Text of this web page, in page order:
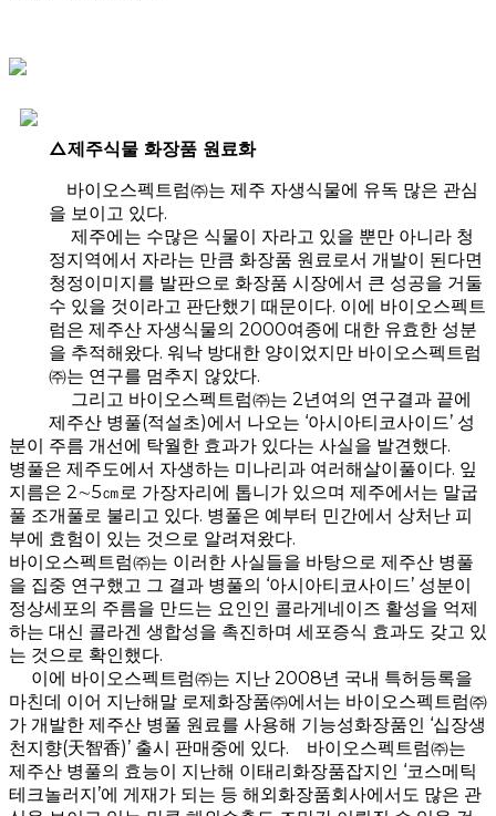
△제주식물 화장품 원료화
바이오스펙트럼㈜는 제주 자생식물에 유독 많은 관심
을 보이고 있다.
제주에는 수많은 식물이 자라고 있을 뿐만 아니라 청
정지역에서 자라는 만큼 화장품 원료로서 개발이 된다면
청정이미지를 발판으로 화장품 시장에서 큰 성공을 거둘
수 있을 것이라고 판단했기 때문이다. 이에 바이오스펙트
럼은 제주산 자생식물의 2000여종에 대한 유효한 성분
을 추적해왔다. 워낙 방대한 양이었지만 바이오스펙트럼
㈜는 연구를 멈추지 않았다.
그리고 바이오스펙트럼㈜는 2년여의 연구결과 끝에
제주산 병풀(적설초)에서 나오는 ‘아시아티코사이드’ 성
분이 주름 개선에 탁월한 효과가 있다는 사실을 발견했다.
병풀은 제주도에서 자생하는 미나리과 여러해살이풀이다. 잎
지름은 2∼5㎝로 가장자리에 톱니가 있으며 제주에서는 말굽
풀 조개풀로 불리고 있다. 병풀은 예부터 민간에서 상처난 피
부에 효험이 있는 것으로 알려져왔다.
바이오스펙트럼㈜는 이러한 사실들을 바탕으로 제주산 병풀
을 집중 연구했고 그 결과 병풀의 ‘아시아티코사이드’ 성분이
정상세포의 주름을 만드는 요인인 콜라게네이즈 활성을 억제
하는 대신 콜라겐 생합성을 촉진하며 세포증식 효과도 갖고 있
는 것으로 확인했다.
이에 바이오스펙트럼㈜는 지난 2008년 국내 특허등록을
마친데 이어 지난해말 로제화장품㈜에서는 바이오스펙트럼㈜
가 개발한 제주산 병풀 원료를 사용해 기능성화장품인 ‘십장생
천지향(天智香)’ 출시 판매중에 있다. 바이오스펙트럼㈜는
제주산 병풀의 효능이 지난해 이태리화장품잡지인 ‘코스메틱
테크놀러지’에 게재가 되는 등 해외화장품회사에서도 많은 관